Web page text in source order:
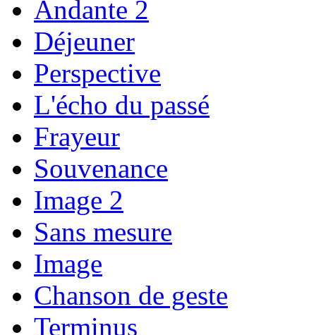
Andante 2
Déjeuner
Perspective
L'écho du passé
Frayeur
Souvenance
Image 2
Sans mesure
Image
Chanson de geste
Terminus